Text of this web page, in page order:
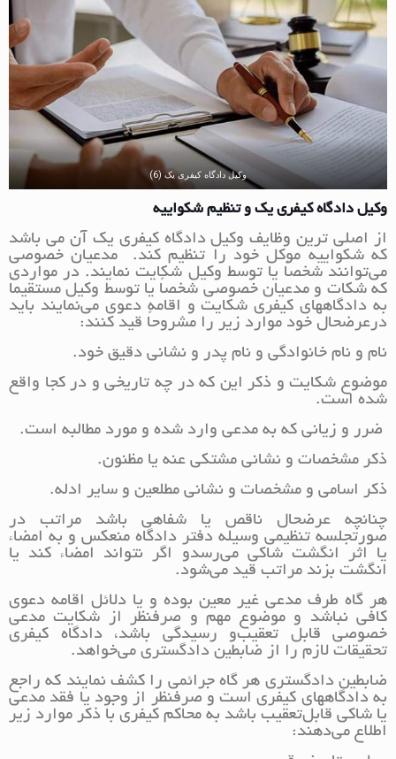
وکیل دادگاه کیفری یک (6)
وکیل دادگاه کیفری یک و تنظیم شکواییه
از اصلی ترین وظایف وکیل دادگاه کیفری یک آن می باشد
که شکواییه موکل خود را تنظیم کند. مدعیان خصوصی
می‌توانند شخصاً یا توسط وکیل شکایت نمایند. در مواردی
که شکات و مدعیان خصوصی شخصاً یا توسط وکیل مستقیماً
به دادگاههای کیفری شکایت و اقامه دعوی می‌نمایند باید
در‌عرضحال خود موارد زیر را مشروحاً قید کنند:
نام و نام خانوادگی و نام پدر و نشانی دقیق خود.
موضوع شکایت و ذکر این که در چه تاریخی و در کجا واقع
شده است.
ضرر و زیانی که به مدعی وارد شده و مورد مطالبه است.
ذکر مشخصات و نشانی مشتکی عنه یا مظنون.
ذکر اسامی و مشخصات و نشانی مطلعین و سایر ادله.
چنانچه عرضحال ناقص یا شفاهی باشد مراتب در
صورتجلسه تنظیمی وسیله دفتر دادگاه منعکس و به امضاء
یا اثر انگشت شاکی می‌رسد‌و اگر نتواند امضاء کند یا
انگشت بزند مراتب قید می‌شود.
هر گاه طرف مدعی غیر معین بوده و یا دلائل اقامه دعوی
کافی نباشد و موضوع مهم و صرفنظر از شکایت مدعی
خصوصی قابل تعقیب‌و رسیدگی باشد، دادگاه کیفری
تحقیقات لازم را از ضابطین دادگستری می‌خواهد.
ضابطین دادگستری هر گاه جرائمی را کشف نمایند که راجع
به دادگاههای کیفری است و صرفنظر از وجود یا فقد مدعی
یا شاکی قابل‌تعقیب باشد به محاکم کیفری با ذکر موارد زیر
اطلاع می‌دهند: